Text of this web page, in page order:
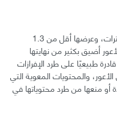
يتراوح طول الزائدة الدوديّة بين 8 و10 سنتيمترات، وعرضها أقل من 1.3
أضيق بكثير من نهايتها
طبيعيًا على طرد الإفرازات
الأعور، والمحتويات المعوية التي
أو منعها من طرد محتوياتها في